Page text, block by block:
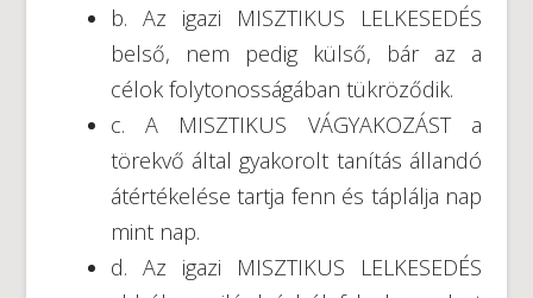
b. Az igazi MISZTIKUS LELKESEDÉS
belső, nem pedig külső, bár az a
célok folytonosságában tükröződik.
c. A MISZTIKUS VÁGYAKOZÁST a
törekvő által gyakorolt tanítás állandó
átértékelése tartja fenn és táplálja nap
mint nap.
d. Az igazi MISZTIKUS LELKESEDÉS